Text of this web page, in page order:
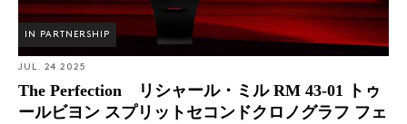
IN PARTNERSHIP
JUL. 24 2025
The Perfection リシャール・ミル RM 43-01 トゥ
ールビヨン スプリットセコンドクロノグラフ フェ